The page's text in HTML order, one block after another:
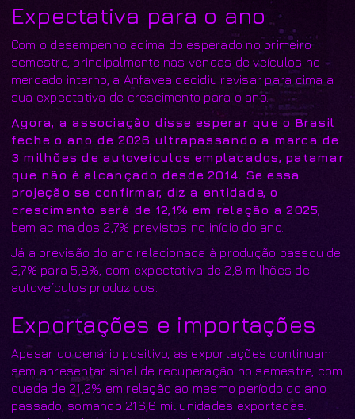
Expectativa para o ano
Com o desempenho acima do esperado no primeiro
semestre, principalmente nas vendas de veículos no
mercado interno, a Anfavea decidiu revisar para cima a
sua expectativa de crescimento para o ano.
Agora, a associação disse esperar que o Brasil
feche o ano de 2026 ultrapassando a marca de
3 milhões de autoveículos emplacados, patamar
que não é alcançado desde 2014. Se essa
projeção se confirmar, diz a entidade, o
crescimento será de 12,1% em relação a 2025,
bem acima dos 2,7% previstos no início do ano.
Já a previsão do ano relacionada à produção passou de
3,7% para 5,8%, com expectativa de 2,8 milhões de
autoveículos produzidos.
Exportações e importações
Apesar do cenário positivo, as exportações continuam
sem apresentar sinal de recuperação no semestre, com
queda de 21,2% em relação ao mesmo período do ano
passado, somando 216,6 mil unidades exportadas.